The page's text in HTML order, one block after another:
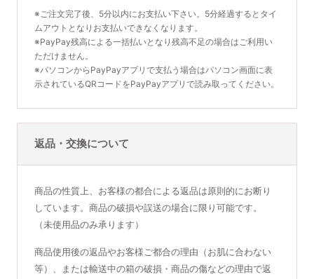
※ご注文完了後、5分以内にお支払い下さい。5分経過するとタイ
ムアウトとなりお支払いできなくなります。
※PayPay残高による一括払いとなり残高不足の場合はご利用い
ただけません。
※パソコンからPayPayアプリで支払う場合はパソコン画面に表
示されているQRコードをPayPayアプリで読み取ってください。
返品・交換について
商品の性質上、お客様の都合による返品は原則的にお断り
しています。商品の破損や誤送の場合に限り可能です。
（未使用品のみ承ります）
商品使用後の返品やお客様ご都合の理由（お肌に合わない
等）、または輸送中の箱の破損・商品の傷などの理由で返